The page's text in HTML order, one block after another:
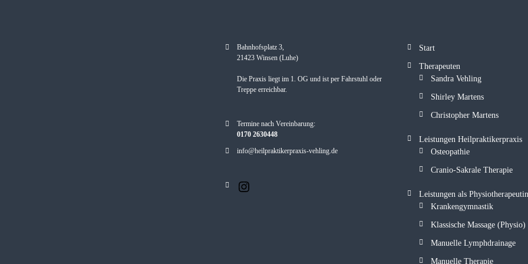
Bahnhofsplatz 3,
21423 Winsen (Luhe)
Die Praxis liegt im 1. OG und ist per Fahrstuhl oder
Treppe erreichbar.
Termine nach Vereinbarung:
0170 2630448
info@heilpraktikerpraxis-vehling.de
Start
Therapeuten
Sandra Vehling
Shirley Martens
Christopher Martens
Leistungen Heilpraktikerpraxis
Osteopathie
Cranio-Sakrale Therapie
Leistungen als Physiotherapeutin
Krankengymnastik
Klassische Massage (Physio)
Manuelle Lymphdrainage
Manuelle Therapie